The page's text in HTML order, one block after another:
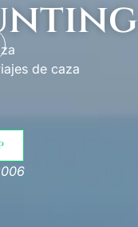
de caza